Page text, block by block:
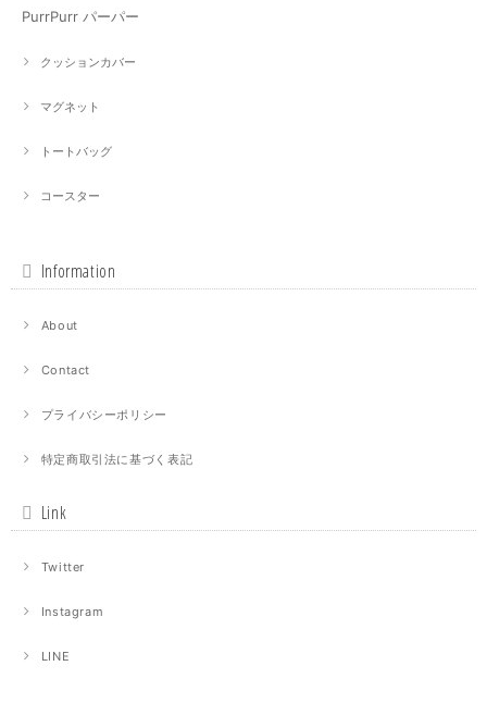
PurrPurr パーパー
クッションカバー
マグネット
トートバッグ
コースター
Information
About
Contact
プライバシーポリシー
特定商取引法に基づく表記
Link
Twitter
Instagram
LINE